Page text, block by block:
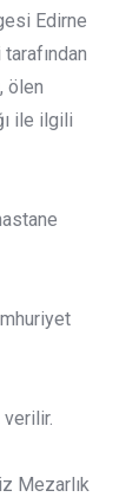
Edirne
ölen
ile ilgili
Mezarlık